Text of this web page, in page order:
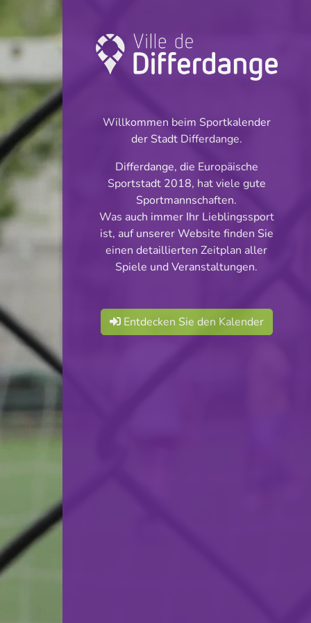
Turnier: Handball
INFOS
02.05.2026
14:00
Centre sportif John Scheuren -
Oberkorn
Teilen
U15 Jongen Playoff
Willkommen beim Sportkalender
der Stadt Differdange.
Differdange, die Europäische
Sportstadt 2018, hat viele gute
Sportmannschaften.
Was auch immer Ihr Lieblingssport
ist, auf unserer Website finden Sie
einen detaillierten Zeitplan aller
Spiele und Veranstaltungen.
Entdecken Sie den Kalender